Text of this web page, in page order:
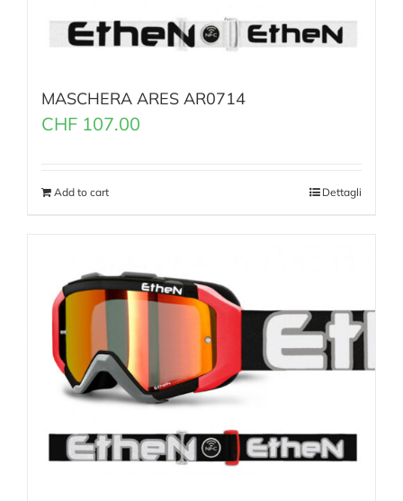
MASCHERA ARES AR0714
CHF 107.00
Add to cart Dettagli